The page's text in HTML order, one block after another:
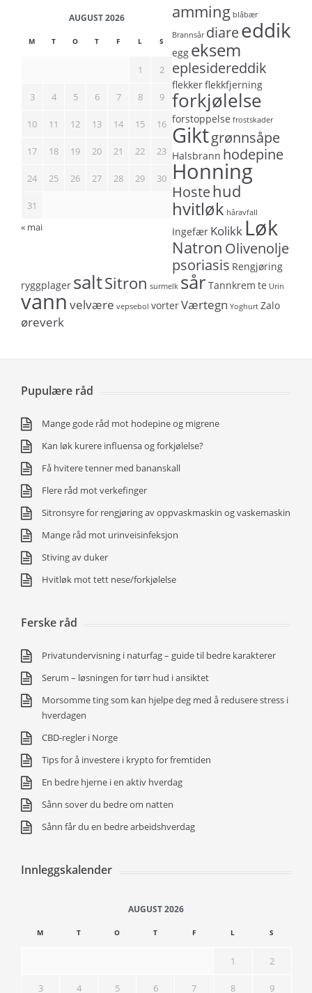
AUGUST 2026
M T O T F L S
1 2
3 4 5 6 7 8 9
10 11 12 13 14 15 16
17 18 19 20 21 22 23
24 25 26 27 28 29 30
31
« mai
amming blåbær
Brannsår diareeddik
egg eksem
eplesidereddik
flekkerflekkfjerning
forkjølelse
forstoppelse frostskader
Giktgrønnsåpe
Halsbrann hodepine
Honning
Hostehud
hvitløk håravfall
Ingefær Kolikk Løk
Natron Olivenolje
psoriasis Rengjøring
ryggplager saltSitron surmelk sårTannkrem te Urin
vann velvære vepsebol vorterVærtegn Yoghurt Zalo
øreverk
Pupulære råd
Mange gode råd mot hodepine og migrene
Kan løk kurere influensa og forkjølelse?
Få hvitere tenner med bananskall
Flere råd mot verkefinger
Sitronsyre for rengjøring av oppvaskmaskin og vaskemaskin
Mange råd mot urinveisinfeksjon
Stiving av duker
Hvitløk mot tett nese/forkjølelse
Ferske råd
Privatundervisning i naturfag – guide til bedre karakterer
Serum – løsningen for tørr hud i ansiktet
Morsomme ting som kan hjelpe deg med å redusere stress i
hverdagen
CBD-regler i Norge
Tips for å investere i krypto for fremtiden
En bedre hjerne i en aktiv hverdag
Sånn sover du bedre om natten
Sånn får du en bedre arbeidshverdag
Innleggskalender
AUGUST 2026
M T O T F L S
1 2
3 4 5 6 7 8 9